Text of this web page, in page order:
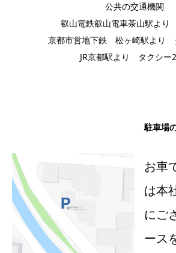
公共の交通機関
叡山電鉄叡山電車茶山駅よ
京都市営地下鉄 松ヶ崎駅より
JR京都駅より タクシー
駐車場
お車
は本
にご
ース